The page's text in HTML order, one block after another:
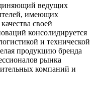
ведущих
имеющих
своей
консолидируется
и технической
продукцию бренда
рынка
компаний и